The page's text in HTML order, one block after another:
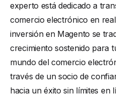
experto está dedicado a
comercio electrónico en
inversión en Magento se
crecimiento sostenido para
mundo del comercio
través de un socio de
hacia un éxito sin límites en